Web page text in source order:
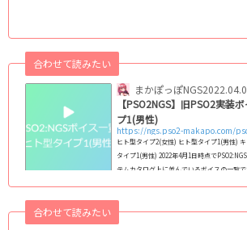
まかぽっぽNGS
合わせて読みたい
【PSO2NGS】旧PSO2実装
プ1(男性)
https://ngs.pso2-makapo.com/
ヒト型タイプ2(女性) ヒト型タイプ1(男性)
タイプ1(男性) 2022年4月1日時点で
テムカタログ上に並んでいるボイスの一覧
す。 ※サンプルボイスはPCでの試聴を推奨
用できない場合があります。※音声が再生で
合わせて読みたい